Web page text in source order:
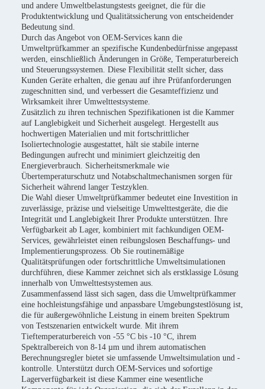
und andere Umweltbelastungstests geeignet, die für die
Produktentwicklung und Qualitätssicherung von entscheidender
Bedeutung sind.
Durch das Angebot von OEM-Services kann die
Umweltprüfkammer an spezifische Kundenbedürfnisse angepasst
werden, einschließlich Änderungen in Größe, Temperaturbereich
und Steuerungssystemen. Diese Flexibilität stellt sicher, dass
Kunden Geräte erhalten, die genau auf ihre Prüfanforderungen
zugeschnitten sind, und verbessert die Gesamteffizienz und
Wirksamkeit ihrer Umwelttestsysteme.
Zusätzlich zu ihren technischen Spezifikationen ist die Kammer
auf Langlebigkeit und Sicherheit ausgelegt. Hergestellt aus
hochwertigen Materialien und mit fortschrittlicher
Isoliertechnologie ausgestattet, hält sie stabile interne
Bedingungen aufrecht und minimiert gleichzeitig den
Energieverbrauch. Sicherheitsmerkmale wie
Übertemperaturschutz und Notabschaltmechanismen sorgen für
Sicherheit während langer Testzyklen.
Die Wahl dieser Umweltprüfkammer bedeutet eine Investition in
zuverlässige, präzise und vielseitige Umwelttestgeräte, die die
Integrität und Langlebigkeit Ihrer Produkte unterstützen. Ihre
Verfügbarkeit ab Lager, kombiniert mit fachkundigen OEM-
Services, gewährleistet einen reibungslosen Beschaffungs- und
Implementierungsprozess. Ob Sie routinemäßige
Qualitätsprüfungen oder fortschrittliche Umweltsimulationen
durchführen, diese Kammer zeichnet sich als erstklassige Lösung
innerhalb von Umwelttestsystemen aus.
Zusammenfassend lässt sich sagen, dass die Umweltprüfkammer
eine hochleistungsfähige und anpassbare Umgebungstestlösung ist,
die für außergewöhnliche Leistung in einem breiten Spektrum
von Testszenarien entwickelt wurde. Mit ihrem
Tieftemperaturbereich von -55 °C bis -10 °C, ihrem
Spektralbereich von 8-14 µm und ihrem automatischen
Berechnungsregler bietet sie umfassende Umweltsimulation und -
kontrolle. Unterstützt durch OEM-Services und sofortige
Lagerverfügbarkeit ist diese Kammer eine wesentliche